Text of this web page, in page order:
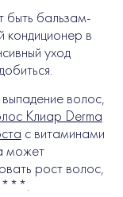
быть бальзам-
кондиционер в
уход
волос,
Клиар Derma
с витаминами
может
рост волос,